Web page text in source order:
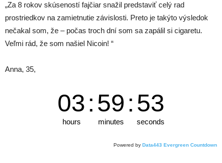
„Za 8 rokov skúseností fajčiar snažil predstaviť celý rad
prostriedkov na zamietnutie závislosti. Preto je takýto výsledok
nečakal som, že – počas troch dní som sa zapálil si cigaretu.
Veľmi rád, že som našiel Nicoin! “
Anna, 35,
03
hours
:59
minutes
:53
seconds
Powered by Data443 Evergreen Countdown